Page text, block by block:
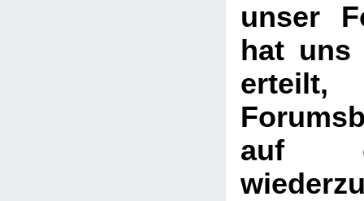
unser
hat uns
auf